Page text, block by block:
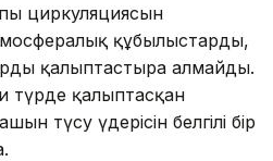
циркуляциясын
құбылыстарды,
қалыптастыра алмайды.
түрде қалыптасқан
түсу үдерісін белгілі бір